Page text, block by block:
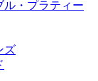
ル・プラティー
ズ